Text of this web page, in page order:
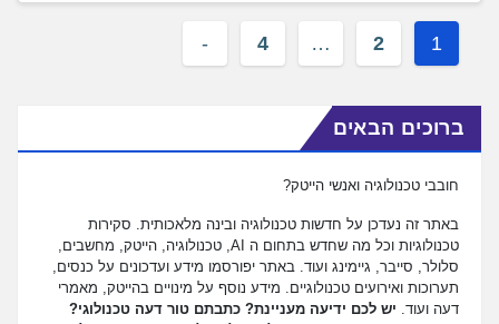
1
2
…
4
ברוכים הבאים
חובבי טכנולוגיה ואנשי הייטק?
באתר זה נעדכן על חדשות טכנולוגיה ובינה מלאכותית. סקירות
טכנולוגיות וכל מה שחדש בתחום ה AI, טכנולוגיה, הייטק, מחשבים,
סלולר, סייבר, גיימינג ועוד. באתר יפורסמו מידע ועדכונים על כנסים,
תערוכות ואירועים טכנולוגיים. מידע נוסף על מינויים בהייטק, מאמרי
דעה ועוד. יש לכם ידיעה מעניינת? כתבתם טור דעה טכנולוגי?